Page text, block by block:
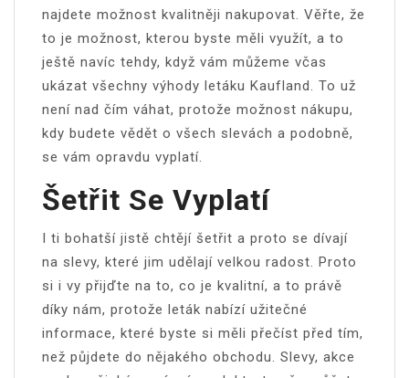
najdete možnost kvalitněji nakupovat. Věřte, že
to je možnost, kterou byste měli využít, a to
ještě navíc tehdy, když vám můžeme včas
ukázat všechny výhody letáku Kaufland
. To už
není nad čím váhat, protože možnost nákupu,
kdy budete vědět o všech slevách a podobně,
se vám opravdu vyplatí.
Šetřit Se Vyplatí
I ti bohatší jistě chtějí šetřit a proto se dívají
na slevy, které jim udělají velkou radost. Proto
si i vy přijďte na to, co je kvalitní, a to právě
díky nám, protože leták nabízí užitečné
informace, které byste si měli přečíst před tím,
než půjdete do nějakého obchodu. Slevy, akce